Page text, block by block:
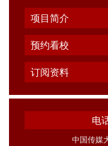
项目简介
预约看校
订阅资料
电
中国传媒